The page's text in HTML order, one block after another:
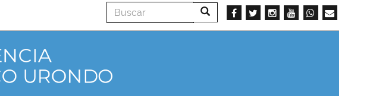
Buscar Buscar